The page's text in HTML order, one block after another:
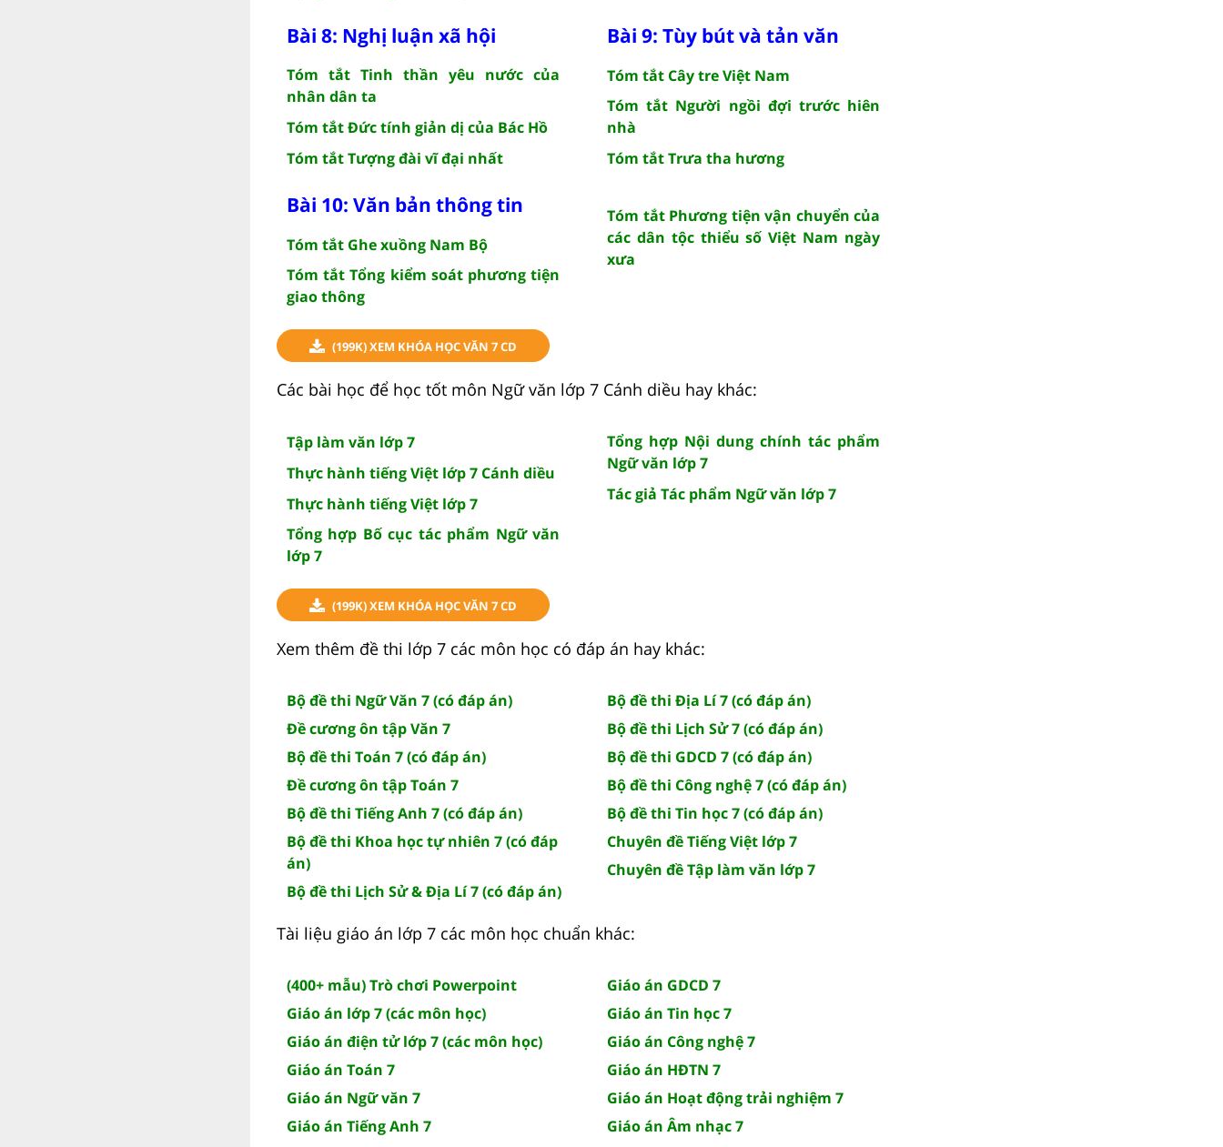
Bài 8: Nghị luận xã hội
Tóm tắt Tinh thần yêu nước của
nhân dân ta
Tóm tắt Đức tính giản dị của Bác Hồ
Tóm tắt Tượng đài vĩ đại nhất
Bài 9: Tùy bút và tản văn
Tóm tắt Cây tre Việt Nam
Tóm tắt Người ngồi đợi trước hiên
nhà
Tóm tắt Trưa tha hương
Bài 10: Văn bản thông tin
Tóm tắt Ghe xuồng Nam Bộ
Tóm tắt Tổng kiểm soát phương tiện
giao thông
Tóm tắt Phương tiện vận chuyển của
các dân tộc thiểu số Việt Nam ngày
xưa
(199K) XEM KHÓA HỌC VĂN 7 CD
Các bài học để học tốt môn Ngữ văn lớp 7 Cánh diều hay khác:
Tập làm văn lớp 7
Thực hành tiếng Việt lớp 7 Cánh diều
Thực hành tiếng Việt lớp 7
Tổng hợp Bố cục tác phẩm Ngữ văn
lớp 7
Tổng hợp Nội dung chính tác phẩm
Ngữ văn lớp 7
Tác giả Tác phẩm Ngữ văn lớp 7
(199K) XEM KHÓA HỌC VĂN 7 CD
Xem thêm đề thi lớp 7 các môn học có đáp án hay khác:
Bộ đề thi Ngữ Văn 7 (có đáp án)
Đề cương ôn tập Văn 7
Bộ đề thi Toán 7 (có đáp án)
Đề cương ôn tập Toán 7
Bộ đề thi Tiếng Anh 7 (có đáp án)
Bộ đề thi Khoa học tự nhiên 7 (có đáp
án)
Bộ đề thi Lịch Sử & Địa Lí 7 (có đáp án)
Bộ đề thi Địa Lí 7 (có đáp án)
Bộ đề thi Lịch Sử 7 (có đáp án)
Bộ đề thi GDCD 7 (có đáp án)
Bộ đề thi Công nghệ 7 (có đáp án)
Bộ đề thi Tin học 7 (có đáp án)
Chuyên đề Tiếng Việt lớp 7
Chuyên đề Tập làm văn lớp 7
Tài liệu giáo án lớp 7 các môn học chuẩn khác:
(400+ mẫu) Trò chơi Powerpoint
Giáo án lớp 7 (các môn học)
Giáo án điện tử lớp 7 (các môn học)
Giáo án Toán 7
Giáo án Ngữ văn 7
Giáo án Tiếng Anh 7
Giáo án GDCD 7
Giáo án Tin học 7
Giáo án Công nghệ 7
Giáo án HĐTN 7
Giáo án Hoạt động trải nghiệm 7
Giáo án Âm nhạc 7